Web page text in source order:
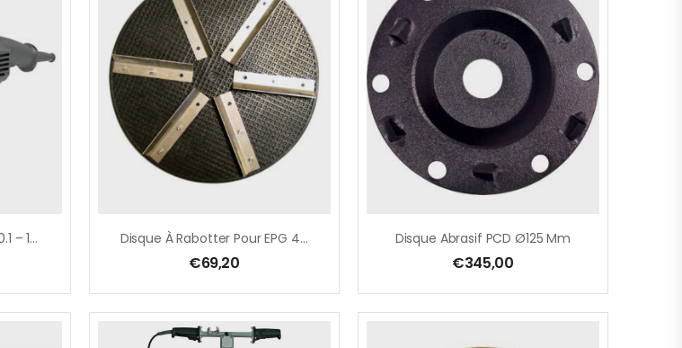
Béton Rectifieuse EBS 120.1 – 125 Mm – 1400 W Disque À Rabotter Pour EPG 400 – 380 Mm
€69,20
Disque Abrasif PCD Ø125 Mm
€345,00